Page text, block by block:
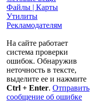
Файлы | Карты
Утилиты
Рекламодателям
На сайте работает
система проверки
ошибок. Обнаружив
неточность в тексте,
выделите ее и нажмите
Ctrl + Enter. Отправить
сообщение об ошибке